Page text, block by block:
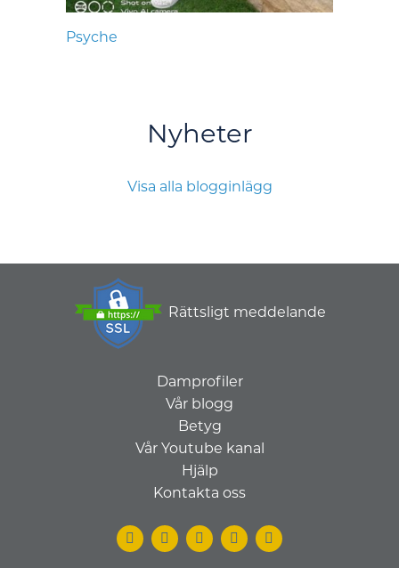
Psyche
Nyheter
Visa alla blogginlägg
Rättsligt meddelande
Damprofiler
Vår blogg
Betyg
Vår Youtube kanal
Hjälp
Kontakta oss